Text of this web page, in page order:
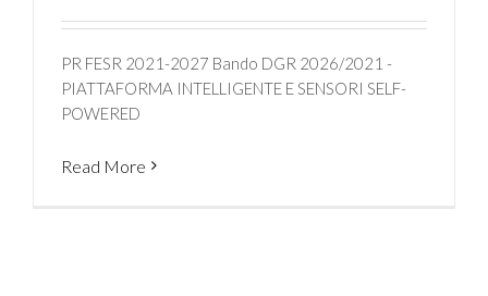
PR FESR 2021-2027 Bando DGR 2026/2021 -
PIATTAFORMA INTELLIGENTE E SENSORI SELF-
POWERED
Read More